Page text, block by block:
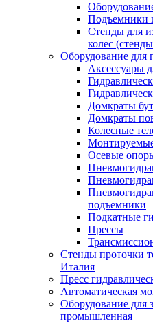
Подъемники
Стенды для
колес
Оборудование для
Аксессуары
Домкраты
Домкраты
Колесные
Осевые
подъемники
Подкатные
Прессы
Стенды проточки
Италия
Пресс
Автоматическая
Оборудование для
промышленная